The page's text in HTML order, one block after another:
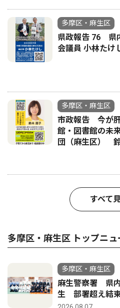
多摩区・麻生区
県政報告 76 県
会議員 小林たけ
多摩区・麻生区
市政報告 今が
館・図書館の未
団（麻生区）
すべて
多摩区・麻生区 トップニ
多摩区・麻生区
麻生警察署 県
生 部署超え結